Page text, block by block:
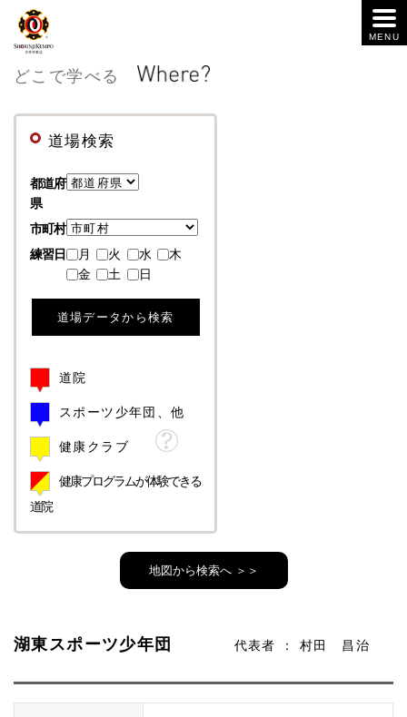
どこで学べる
道場検索
都道府
県
市町村
練習日
月 火 水
木
金
土 日
道院
スポーツ少年団、他
健康クラブ
健康プログラムが体験できる
道院
湖東スポーツ少年団 代表者 ： 村田 昌治